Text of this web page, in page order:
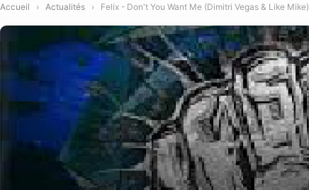
Accueil › Actualités › Felix - Don't You Want Me (Dimitri Vegas & Like Mike)